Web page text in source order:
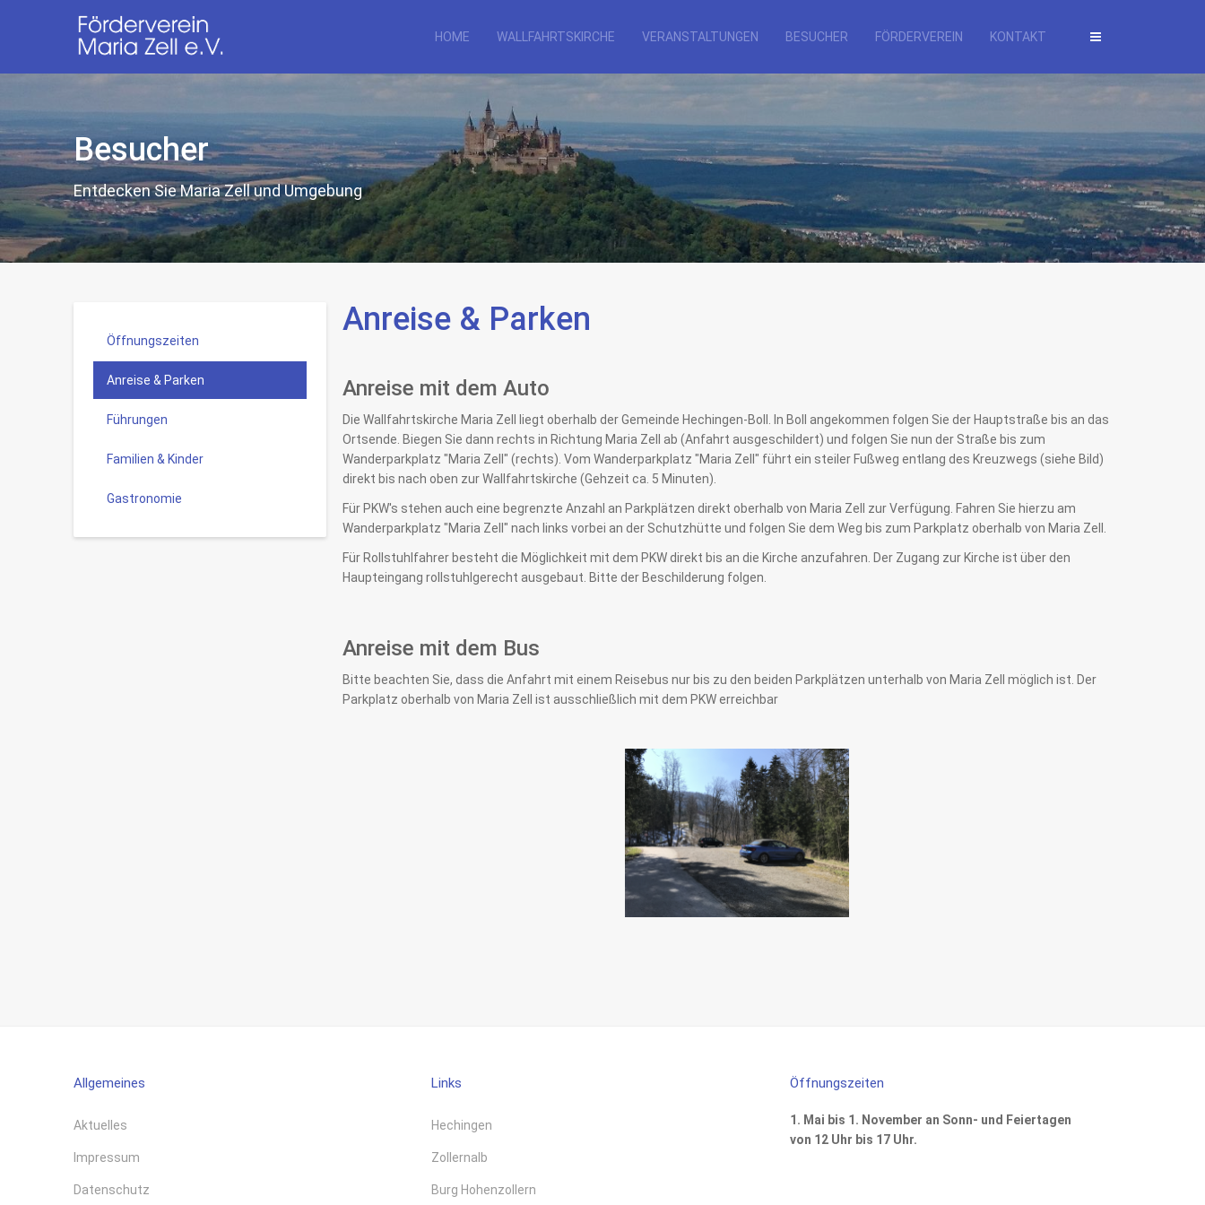
HOME WALLFAHRTSKIRCHE VERANSTALTUNGEN BESUCHER FÖRDERVEREIN KONTAKT
Besucher
Entdecken Sie Maria Zell und Umgebung
Anreise & Parken
Anreise mit dem Auto
Die Wallfahrtskirche Maria Zell liegt oberhalb der Gemeinde Hechingen-Boll. In Boll angekommen folgen Sie der Hauptstraße bis an das
Ortsende. Biegen Sie dann rechts in Richtung Maria Zell ab (Anfahrt ausgeschildert) und folgen Sie nun der Straße bis zum
Wanderparkplatz "Maria Zell" (rechts). Vom Wanderparkplatz "Maria Zell" führt ein steiler Fußweg entlang des Kreuzwegs (siehe Bild)
direkt bis nach oben zur Wallfahrtskirche (Gehzeit ca. 5 Minuten).
Für PKW's stehen auch eine begrenzte Anzahl an Parkplätzen direkt oberhalb von Maria Zell zur Verfügung. Fahren Sie hierzu am
Wanderparkplatz "Maria Zell" nach links vorbei an der Schutzhütte und folgen Sie dem Weg bis zum Parkplatz oberhalb von Maria Zell.
Für Rollstuhlfahrer besteht die Möglichkeit mit dem PKW direkt bis an die Kirche anzufahren. Der Zugang zur Kirche ist über den
Haupteingang rollstuhlgerecht ausgebaut. Bitte der Beschilderung folgen.
Anreise mit dem Bus
Bitte beachten Sie, dass die Anfahrt mit einem Reisebus nur bis zu den beiden Parkplätzen unterhalb von Maria Zell möglich ist. Der
Parkplatz oberhalb von Maria Zell ist ausschließlich mit dem PKW erreichbar
Öffnungszeiten
Anreise & Parken
Führungen
Familien & Kinder
Gastronomie
Allgemeines
Aktuelles
Impressum
Datenschutz
Links
Hechingen
Zollernalb
Burg Hohenzollern
Öffnungszeiten
1. Mai bis 1. November an Sonn- und Feiertagen
von 12 Uhr bis 17 Uhr.